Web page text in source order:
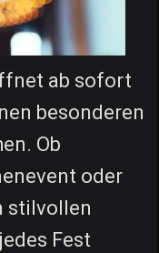
ab sofort
besonderen
Ob
oder
stilvollen
Fest